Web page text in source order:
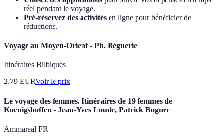
réel pendant le voyage.
Pré-réservez des activités en ligne pour bénéficier de
réductions.
Voyage au Moyen-Orient - Ph. Bèguerie
Itinéraires Bilbiques
2.79 EURVoir le prix
Le voyage des femmes. Itinéraires de 19 femmes de
Koenigshoffen - Jean-Yves Loude, Patrick Bogner
Ammareal FR